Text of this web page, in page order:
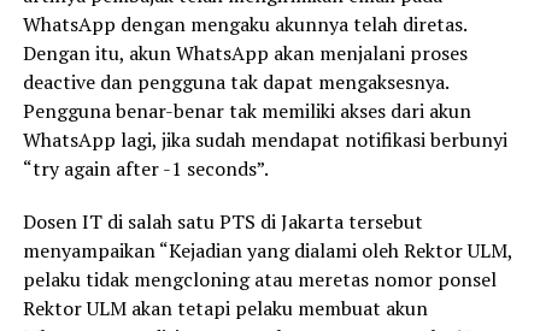
WhatsApp dengan mengaku akunnya telah diretas.
Dengan itu, akun WhatsApp akan menjalani proses
deactive dan pengguna tak dapat mengaksesnya.
Pengguna benar-benar tak memiliki akses dari akun
WhatsApp lagi, jika sudah mendapat notifikasi berbunyi
“try again after -1 seconds”.
Dosen IT di salah satu PTS di Jakarta tersebut
menyampaikan “Kejadian yang dialami oleh Rektor ULM,
pelaku tidak mengcloning atau meretas nomor ponsel
Rektor ULM akan tetapi pelaku membuat akun